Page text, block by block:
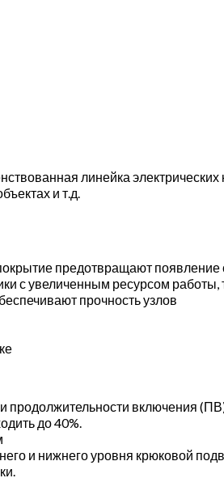
линейка
и т.д.
предотвращают
с увеличенным ресурсом работы,
прочность узлов
включения
до 40%.
и нижнего уровня крюковой